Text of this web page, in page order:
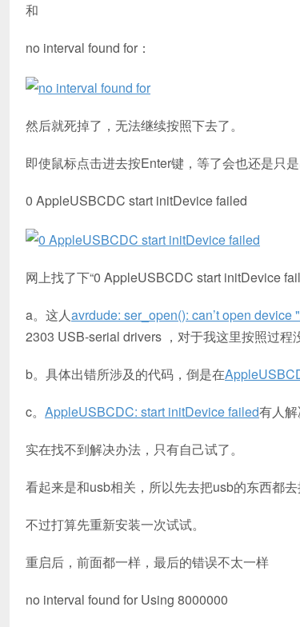
和
no interval found for：
然后就死掉了，无法继续按照下去了。
即使鼠标点击进去按Enter键，等了会也还是只是
0 AppleUSBCDC start initDevice failed
网上找了下“0 AppleUSBCDC start initDevice
a。这人avrdude: ser_open(): can’t open device
2303 USB-serial drivers ，对于我这里按照过程
b。具体出错所涉及的代码，倒是在
c。 AppleUSBCDC: start initDevice failed有人
实在找不到解决办法，只有自己试了。
看起来是和usb相关，所以先去把usb的东西都去
不过打算先重新安装一次试试。
重启后，前面都一样，最后的错误不太一样
no interval found for Using 8000000